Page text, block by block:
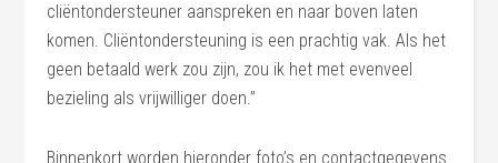
cliëntondersteuner aanspreken en naar boven laten
komen. Cliëntondersteuning is een prachtig vak. Als het
geen betaald werk zou zijn, zou ik het met evenveel
bezieling als vrijwilliger doen.”
Binnenkort worden hieronder foto’s en contactgegevens